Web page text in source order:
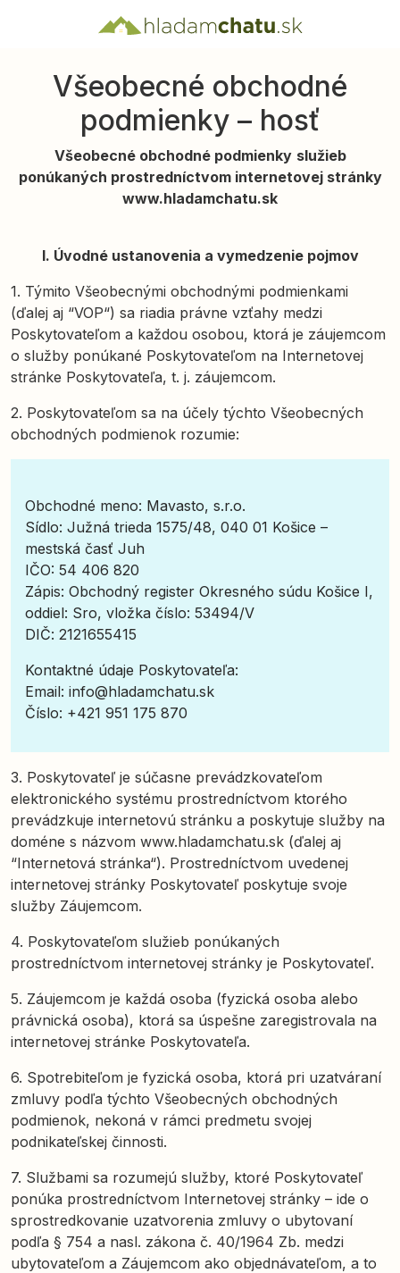
Všeobecné obchodné
podmienky – hosť
Všeobecné obchodné podmienky služieb
ponúkaných prostredníctvom internetovej stránky
www.hladamchatu.sk
I. Úvodné ustanovenia a vymedzenie pojmov
1. Týmito Všeobecnými obchodnými podmienkami
(ďalej aj “VOP“) sa riadia právne vzťahy medzi
Poskytovateľom a každou osobou, ktorá je záujemcom
o služby ponúkané Poskytovateľom na Internetovej
stránke Poskytovateľa, t. j. záujemcom.
2. Poskytovateľom sa na účely týchto Všeobecných
obchodných podmienok rozumie:
Obchodné meno: Mavasto, s.r.o.
Sídlo: Južná trieda 1575/48, 040 01 Košice –
mestská časť Juh
IČO: 54 406 820
Zápis: Obchodný register Okresného súdu Košice I,
oddiel: Sro, vložka číslo: 53494/V
DIČ: 2121655415
Kontaktné údaje Poskytovateľa:
Email: info@hladamchatu.sk
Číslo: +421 951 175 870
3. Poskytovateľ je súčasne prevádzkovateľom
elektronického systému prostredníctvom ktorého
prevádzkuje internetovú stránku a poskytuje služby na
doméne s názvom www.hladamchatu.sk (ďalej aj
“Internetová stránka“). Prostredníctvom uvedenej
internetovej stránky Poskytovateľ poskytuje svoje
služby Záujemcom.
4. Poskytovateľom služieb ponúkaných
prostredníctvom internetovej stránky je Poskytovateľ.
5. Záujemcom je každá osoba (fyzická osoba alebo
právnická osoba), ktorá sa úspešne zaregistrovala na
internetovej stránke Poskytovateľa.
6. Spotrebiteľom je fyzická osoba, ktorá pri uzatváraní
zmluvy podľa týchto Všeobecných obchodných
podmienok, nekoná v rámci predmetu svojej
podnikateľskej činnosti.
7. Službami sa rozumejú služby, ktoré Poskytovateľ
ponúka prostredníctvom Internetovej stránky – ide o
sprostredkovanie uzatvorenia zmluvy o ubytovaní
podľa § 754 a nasl. zákona č. 40/1964 Zb. medzi
ubytovateľom a Záujemcom ako objednávateľom, a to
ÚSPECH